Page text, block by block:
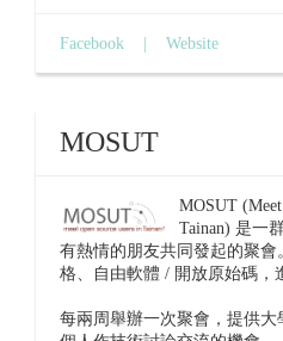
Facebook Website
MOSUT
MOSUT (Meet
Tainan) 是一
有熱情的朋友共同發起的聚
格、自由軟體 / 開放原始碼，
每兩周舉辦一次聚會，提供大